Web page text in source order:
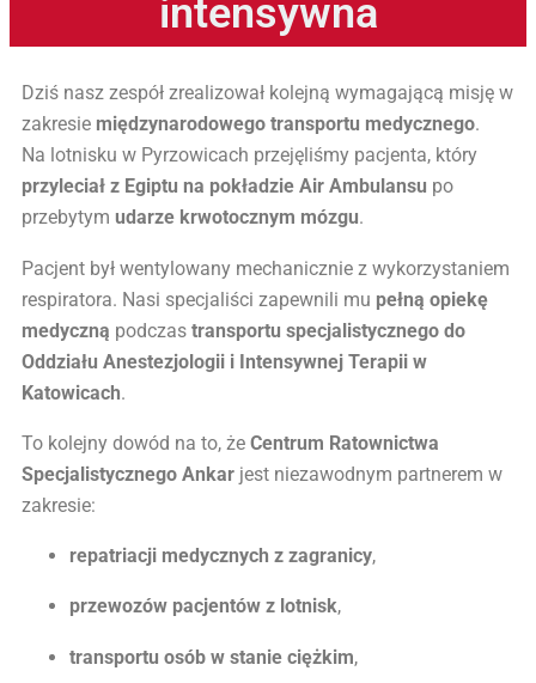
intensywna
Dziś nasz zespół zrealizował kolejną wymagającą misję w
zakresie międzynarodowego transportu medycznego.
Na lotnisku w Pyrzowicach przejęliśmy pacjenta, który
przyleciał z Egiptu na pokładzie Air Ambulansu po
przebytym udarze krwotocznym mózgu.
Pacjent był wentylowany mechanicznie z wykorzystaniem
respiratora. Nasi specjaliści zapewnili mu pełną opiekę
medyczną podczas transportu specjalistycznego do
Oddziału Anestezjologii i Intensywnej Terapii w
Katowicach.
To kolejny dowód na to, że Centrum Ratownictwa
Specjalistycznego Ankar jest niezawodnym partnerem w
zakresie:
repatriacji medycznych z zagranicy,
przewozów pacjentów z lotnisk,
transportu osób w stanie ciężkim,